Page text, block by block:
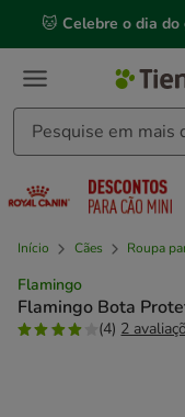
mensagem,
🐱 Celebre o dia do
Início Cães Roupa
Flamingo
Flamingo Bota
(4) 2